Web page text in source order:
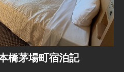
橋茅場町宿泊記